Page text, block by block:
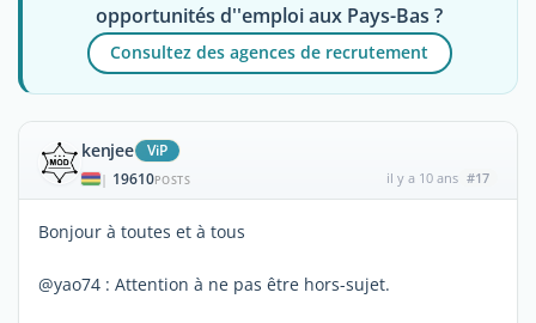
opportunités d''emploi aux Pays-Bas ?
Consultez des agences de recrutement
kenjee ViP
| 19610POSTS il y a 10 ans #17
Bonjour à toutes et à tous
@yao74 : Attention à ne pas être hors-sujet.